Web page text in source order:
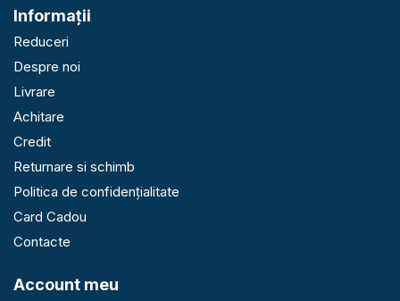
Informaţii
Reduceri
Despre noi
Livrare
Achitare
Credit
Returnare si schimb
Politica de confidențialitate
Card Cadou
Contacte
Account meu